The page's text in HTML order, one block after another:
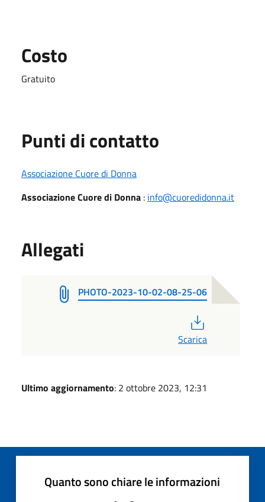
Costo
Gratuito
Punti di contatto
Associazione Cuore di Donna
Associazione Cuore di Donna : info@cuoredidonna.it
Allegati
PHOTO-2023-10-02-08-25-06
Scarica
Ultimo aggiornamento: 2 ottobre 2023, 12:31
Quanto sono chiare le informazioni